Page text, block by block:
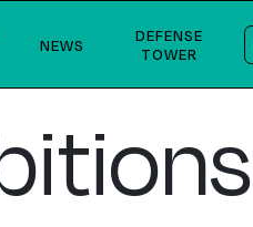
NEWS
DEFENSE
TOWER